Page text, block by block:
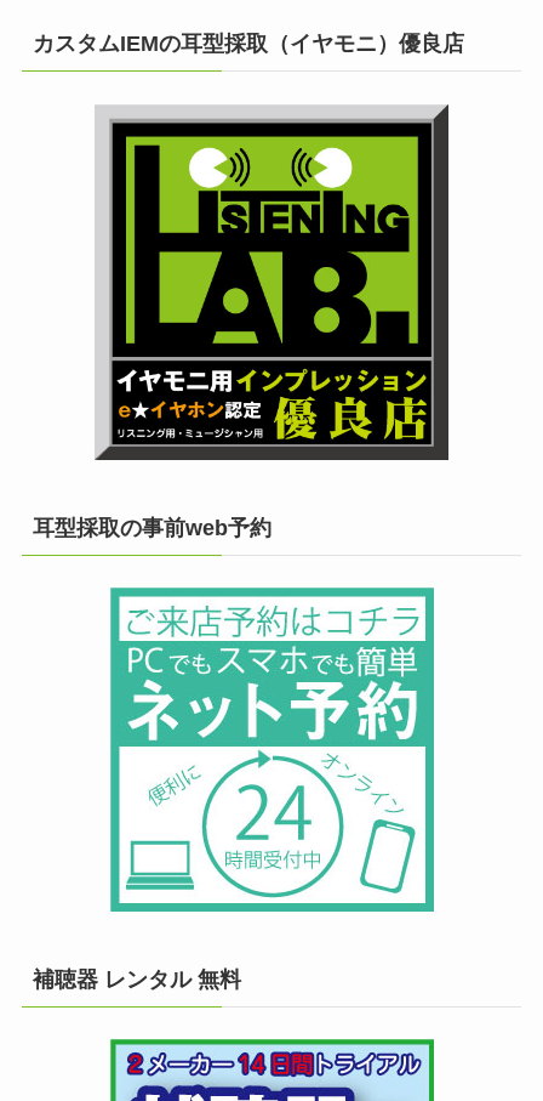
カスタムIEMの耳型採取（イヤモニ）優良店
耳型採取の事前web予約
補聴器 レンタル 無料